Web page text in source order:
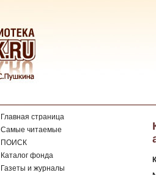
Главная страница
Самые читаемые
ПОИСК
Каталог фонда
Газеты и журналы